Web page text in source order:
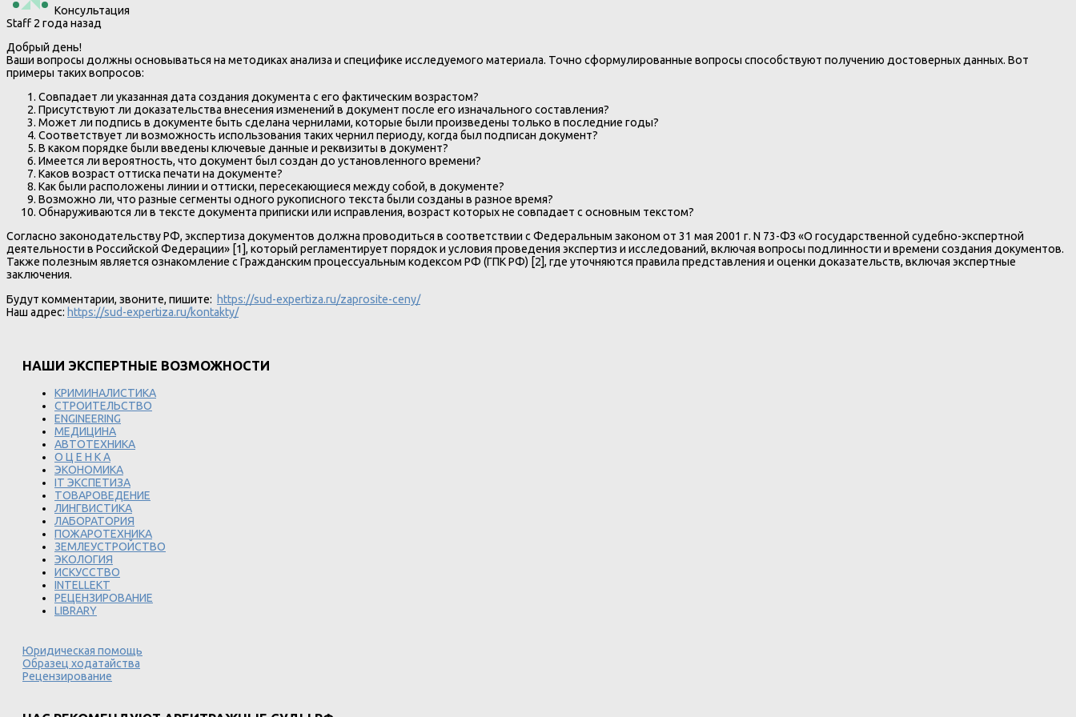
Консультация
Staff 2 года назад
Добрый день!
Ваши вопросы должны основываться на методиках анализа и специфике исследуемого материала. Точно сформулированные вопросы способствуют получению достоверных данных. Вот
примеры таких вопросов:
Совпадает ли указанная дата создания документа с его фактическим возрастом?
Присутствуют ли доказательства внесения изменений в документ после его изначального составления?
Может ли подпись в документе быть сделана чернилами, которые были произведены только в последние годы?
Соответствует ли возможность использования таких чернил периоду, когда был подписан документ?
В каком порядке были введены ключевые данные и реквизиты в документ?
Имеется ли вероятность, что документ был создан до установленного времени?
Каков возраст оттиска печати на документе?
Как были расположены линии и оттиски, пересекающиеся между собой, в документе?
Возможно ли, что разные сегменты одного рукописного текста были созданы в разное время?
Обнаруживаются ли в тексте документа приписки или исправления, возраст которых не совпадает с основным текстом?
Согласно законодательству РФ, экспертиза документов должна проводиться в соответствии с Федеральным законом от 31 мая 2001 г. N 73-ФЗ «О государственной судебно-экспертной
деятельности в Российской Федерации» [1], который регламентирует порядок и условия проведения экспертиз и исследований, включая вопросы подлинности и времени создания документов.
Также полезным является ознакомление с Гражданским процессуальным кодексом РФ (ГПК РФ) [2], где уточняются правила представления и оценки доказательств, включая экспертные
заключения.
Будут комментарии, звоните, пишите: https://sud-expertiza.ru/zaprosite-ceny/
Наш адрес: https://sud-expertiza.ru/kontakty/
НАШИ ЭКСПЕРТНЫЕ ВОЗМОЖНОСТИ
КРИМИНАЛИСТИКА
СТРОИТЕЛЬСТВО
ENGINEERING
МЕДИЦИНА
АВТОТЕХНИКА
О Ц Е Н К А
ЭКОНОМИКА
IT ЭКСПЕТИЗА
ТОВАРОВЕДЕНИЕ
ЛИНГВИСТИКА
ЛАБОРАТОРИЯ
ПОЖАРОТЕХНИКА
ЗЕМЛЕУСТРОЙСТВО
ЭКОЛОГИЯ
ИСКУССТВО
INTELLEKT
РЕЦЕНЗИРОВАНИЕ
LIBRARY
Юридическая помощь
Образец ходатайства
Рецензирование